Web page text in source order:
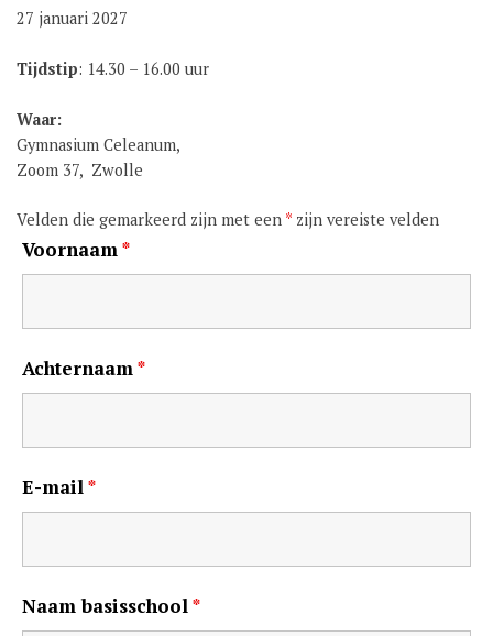
GROEP 8 / JONG CELEANUM
27 januari 2027
Tijdstip: 14.30 – 16.00 uur
Waar:
Gymnasium Celeanum,
Zoom 37, Zwolle
Velden die gemarkeerd zijn met een * zijn vereiste velden
Voornaam*
Achternaam*
E-mail*
Naam basisschool*